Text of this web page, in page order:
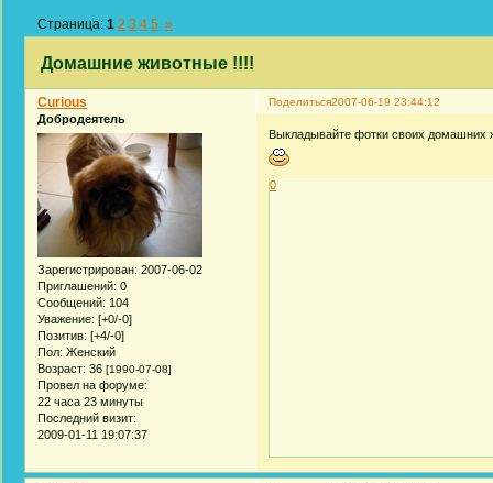
Домашние животные !!!!
Страница:1 2 3 4 5 »
Поделиться2007-06-19 23:44:12
Curious
Добродеятель
Зарегистрирован: 2007-06-02
Приглашений: 0
Сообщений: 104
Уважение: [+0/-0]
Позитив: [+4/-0]
Пол: Женский
Возраст: 36 [1990-07-08]
Провел на форуме:
22 часа 23 минуты
Последний визит:
2009-01-11 19:07:37
Выкладывайте фотки своих домашних
0